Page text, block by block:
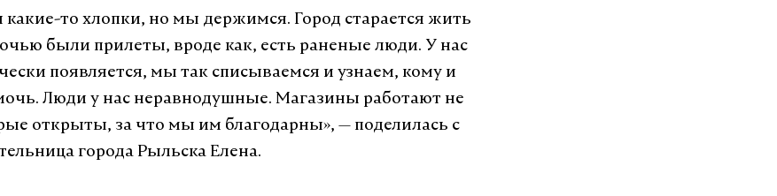
то хлопки, но мы держимся. Город старается жить
были прилеты, вроде как, есть раненые люди. У нас
появляется, мы так списываемся и узнаем, кому и
Люди у нас неравнодушные. Магазины работают не
открыты, за что мы им благодарны», — поделилась с
города Рыльска Елена.